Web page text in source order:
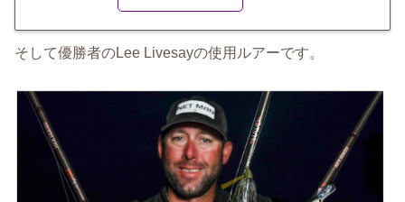
そして優勝者のLee Livesayの使用ルアーです。